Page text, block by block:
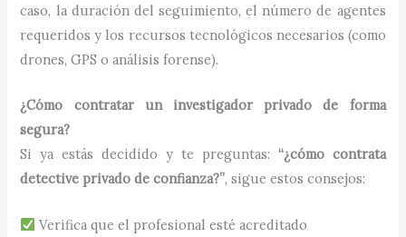
caso, la duración del seguimiento, el número de agentes
requeridos y los recursos tecnológicos necesarios (como
drones, GPS o análisis forense).
¿Cómo contratar un investigador privado de forma
segura?
Si ya estás decidido y te preguntas: “¿cómo contrata
detective privado de confianza?”, sigue estos consejos:
Verifica que el profesional esté acreditado